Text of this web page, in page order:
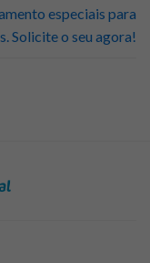
especiais para
Solicite o seu agora!